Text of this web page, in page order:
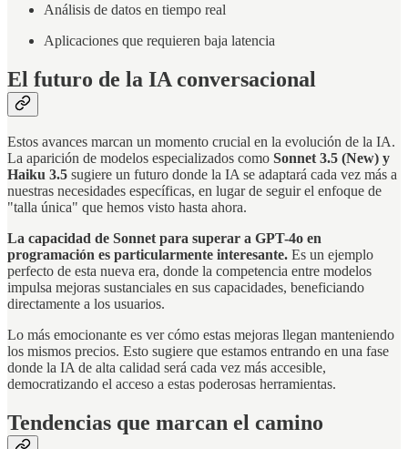
Análisis de datos en tiempo real
Aplicaciones que requieren baja latencia
El futuro de la IA conversacional
Estos avances marcan un momento crucial en la evolución de la IA.
La aparición de modelos especializados como Sonnet 3.5 (New) y
Haiku 3.5 sugiere un futuro donde la IA se adaptará cada vez más a
nuestras necesidades específicas, en lugar de seguir el enfoque de
"talla única" que hemos visto hasta ahora.
La capacidad de Sonnet para superar a GPT-4o en
programación es particularmente interesante. Es un ejemplo
perfecto de esta nueva era, donde la competencia entre modelos
impulsa mejoras sustanciales en sus capacidades, beneficiando
directamente a los usuarios.
Lo más emocionante es ver cómo estas mejoras llegan manteniendo
los mismos precios. Esto sugiere que estamos entrando en una fase
donde la IA de alta calidad será cada vez más accesible,
democratizando el acceso a estas poderosas herramientas.
Tendencias que marcan el camino